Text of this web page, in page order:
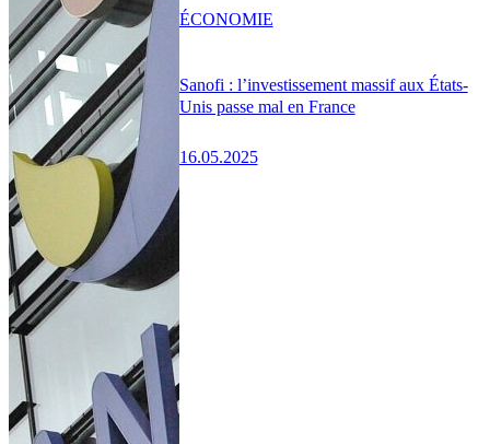
Sanofi : l’investissement massif aux États-
Unis passe mal en France
16.05.2025
ÉCONOMIE